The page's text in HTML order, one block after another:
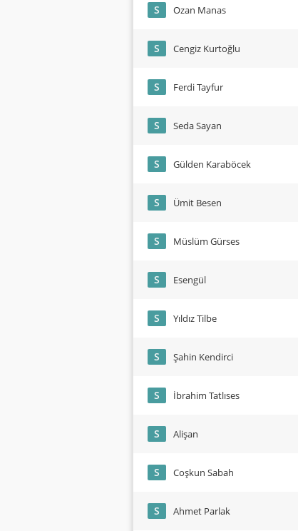
S Ozan Manas
S Cengiz Kurtoğlu
S Ferdi Tayfur
S Seda Sayan
S Gülden Karaböcek
S Ümit Besen
S Müslüm Gürses
S Esengül
S Yıldız Tilbe
S Şahin Kendirci
S İbrahim Tatlıses
S Alişan
S Coşkun Sabah
S Ahmet Parlak